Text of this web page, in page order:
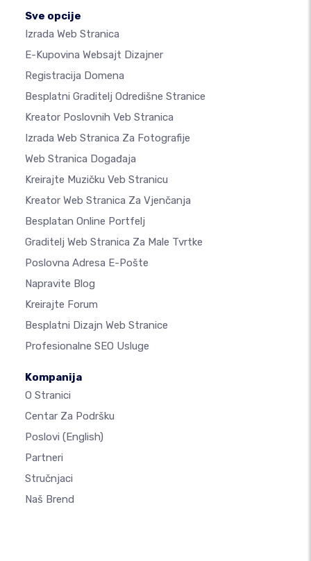
Sve opcije
Izrada Web Stranica
E-Kupovina Websajt Dizajner
Registracija Domena
Besplatni Graditelj Odredišne Stranice
Kreator Poslovnih Veb Stranica
Izrada Web Stranica Za Fotografije
Web Stranica Događaja
Kreirajte Muzičku Veb Stranicu
Kreator Web Stranica Za Vjenčanja
Besplatan Online Portfelj
Graditelj Web Stranica Za Male Tvrtke
Poslovna Adresa E-Pošte
Napravite Blog
Kreirajte Forum
Besplatni Dizajn Web Stranice
Profesionalne SEO Usluge
Kompanija
O Stranici
Centar Za Podršku
Poslovi (English)
Partneri
Stručnjaci
Naš Brend